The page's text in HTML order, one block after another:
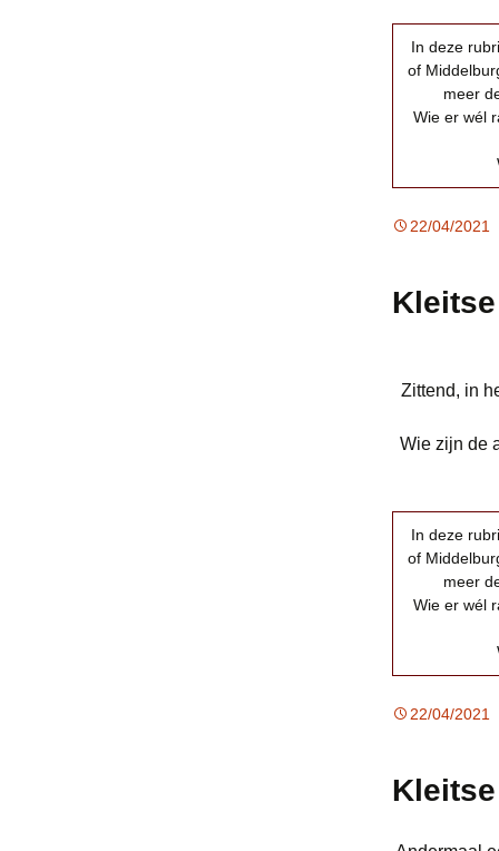
In deze
of
meer
Wie er wél
22/04/2021
Zittend, in
Wie zijn de
In deze
of
meer
Wie er wél
22/04/2021